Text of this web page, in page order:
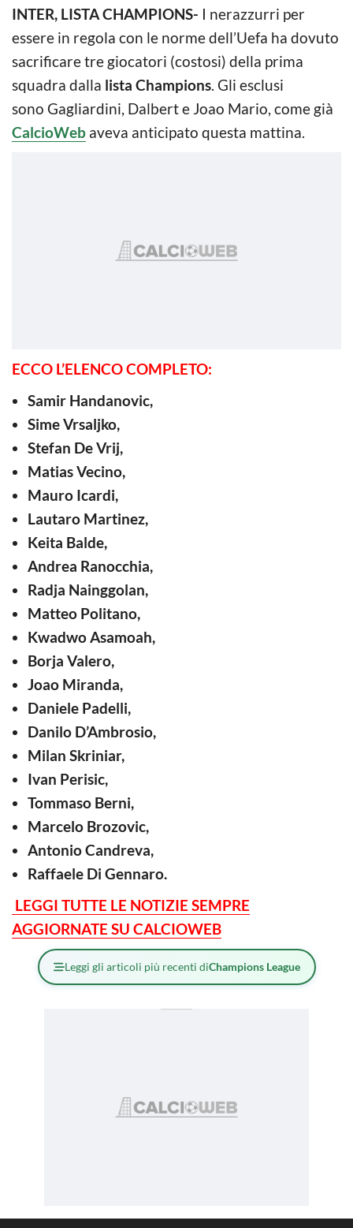
INTER, LISTA CHAMPIONS- I nerazzurri per
essere in regola con le norme dell’Uefa ha dovuto
sacrificare tre giocatori (costosi) della prima
squadra dalla lista Champions. Gli esclusi
sono Gagliardini, Dalbert e Joao Mario, come già
CalcioWeb aveva anticipato questa mattina.
ECCO L’ELENCO COMPLETO:
Samir Handanovic,
Sime Vrsaljko,
Stefan De Vrij,
Matias Vecino,
Mauro Icardi,
Lautaro Martinez,
Keita Balde,
Andrea Ranocchia,
Radja Nainggolan,
Matteo Politano,
Kwadwo Asamoah,
Borja Valero,
Joao Miranda,
Daniele Padelli,
Danilo D’Ambrosio,
Milan Skriniar,
Ivan Perisic,
Tommaso Berni,
Marcelo Brozovic,
Antonio Candreva,
Raffaele Di Gennaro.
LEGGI TUTTE LE NOTIZIE SEMPRE
AGGIORNATE SU CALCIOWEB
Leggi gli articoli più recenti diChampions League